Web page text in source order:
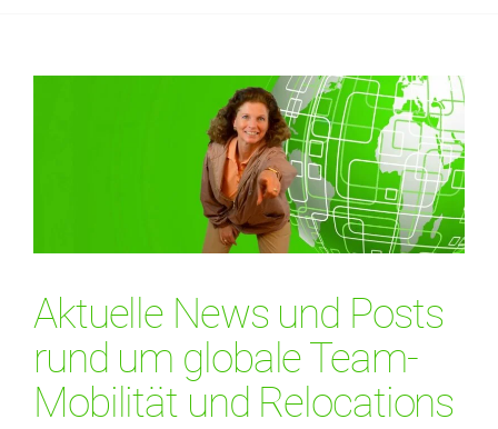
Aktuelle News und Posts
rund um globale Team-
Mobilität und Relocations